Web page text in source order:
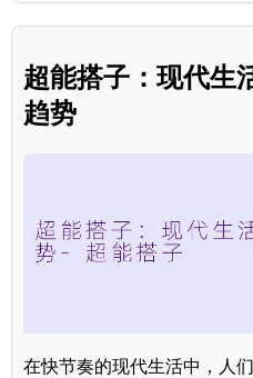
超能搭子：现代生
趋势
在快节奏的现代生活中，人